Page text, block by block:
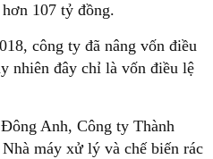
107 tỷ đồng.
công ty đã nâng vốn điều
nhiên đây chỉ là vốn điều lệ
Anh, Công ty Thành
máy xử lý và chế biến rác